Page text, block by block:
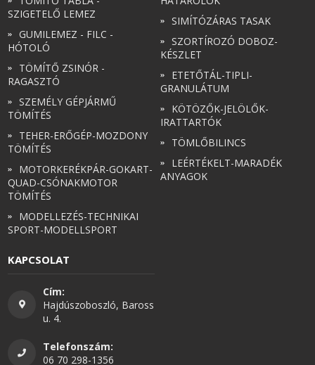
SZIGETELŐ LEMEZ
GUMILEMEZ - FILC -
HÓTOLÓ
TÖMÍTŐ ZSINÓR -
RAGASZTÓ
SZEMÉLY GÉPJÁRMŰ
TÖMÍTÉS
TEHER-ERŐGÉP-MOZDONY
TÖMÍTÉS
MOTORKERÉKPÁR-GOKART-
QUAD-CSÓNAKMOTOR
TÖMÍTÉS
MODELLEZÉS-TECHNIKAI
SPORT-MODELLSPORT
SIMÍTÓZÁRAS TASAK
SZORTÍROZÓ DOBOZ-
KÉSZLET
ETETŐTÁL-TIPLI-
GRANULÁTUM
KÖTÖZŐK-JELÖLŐK-
IRATTARTÓK
TÖMLŐBILINCS
LEÉRTÉKELT-MARADÉK
ANYAGOK
KAPCSOLAT
Cím:
Hajdúszoboszló, Baross
u. 4.
Telefonszám:
06 70 298-1356